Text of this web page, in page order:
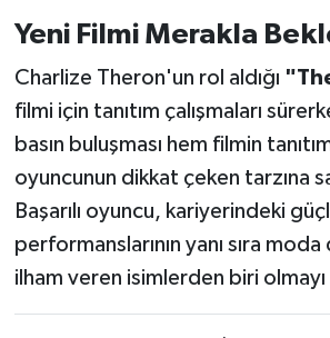
Yeni Filmi Merakla
Charlize Theron'un rol aldığı
filmi için tanıtım çalışmaları
basın buluşması hem filmin
oyuncunun dikkat çeken tarzına
Başarılı oyuncu, kariyerindeki
performanslarının yanı sıra moda
ilham veren isimlerden biri